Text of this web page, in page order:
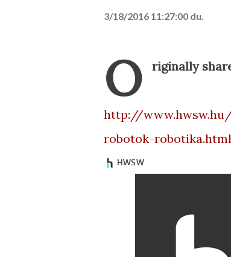
3/18/2016 11:27:00 du.
O riginally
http://
robotok-robotika.html